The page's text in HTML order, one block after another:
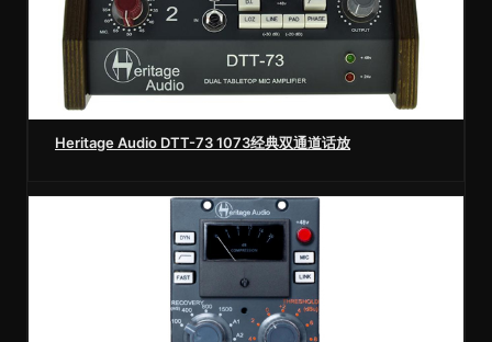
Heritage Audio DTT-73 1073经典双通道话放